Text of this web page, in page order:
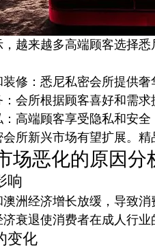
越来越多高端顾客选择
修：悉尼私密会所提供
会所根据顾客喜好和需
高端顾客享受隐私和安
所新兴市场有望扩展。
场恶化的原因分
响
洲经济增长放缓，导致
衰退使消费者在成人行
变化